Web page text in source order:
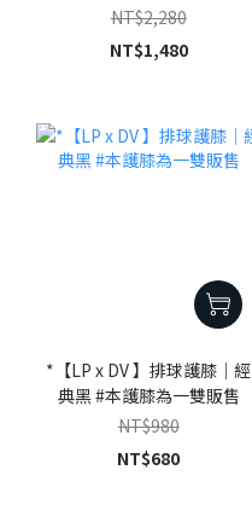
NT$2,280
NT$1,480
*【LP x DV 】排球護膝｜經
典黑 #本護膝為一雙販售
NT$980
NT$680